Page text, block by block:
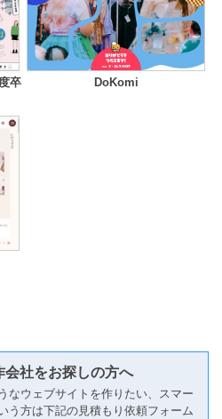
卒
DoKomi
社をお探しの方へ
なウェブサイトを作りたい、スマー
う方は下記の見積もり依頼フォーム